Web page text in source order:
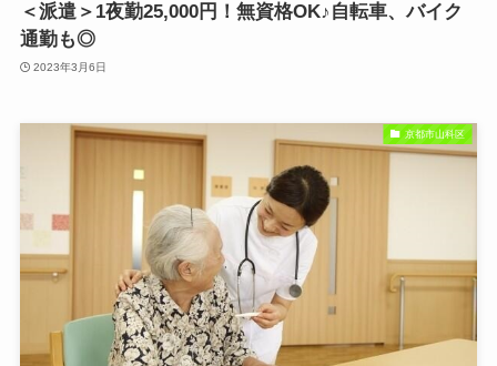
＜派遣＞1夜勤25,000円！無資格OK♪自転車、バイク
通勤も◎
2023年3月6日
京都市山科区